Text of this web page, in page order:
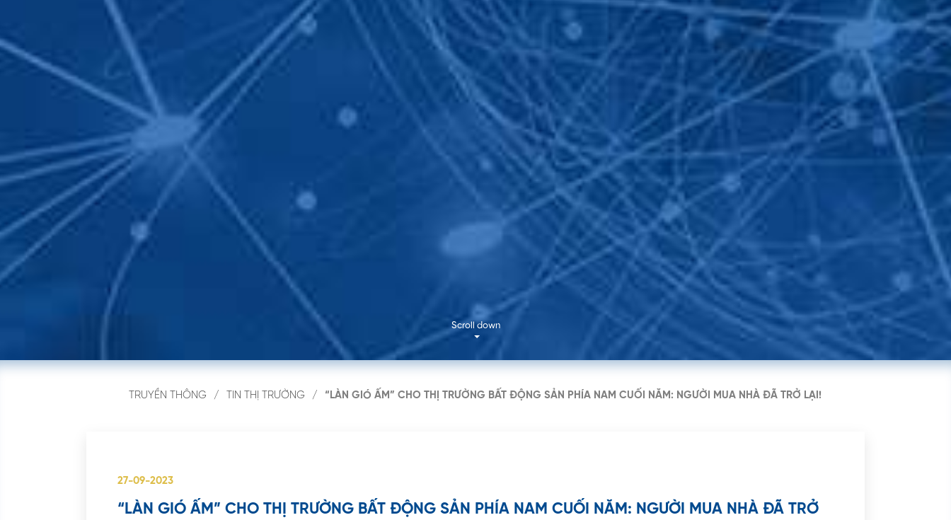
Scroll down
TRUYỀN THÔNG TIN THỊ TRƯỜNG “LÀN GIÓ ẤM” CHO THỊ TRƯỜNG BẤT ĐỘNG SẢN PHÍA NAM CUỐI NĂM: NGƯỜI MUA NHÀ ĐÃ TRỞ LẠI!
27-09-2023
“LÀN GIÓ ẤM” CHO THỊ TRƯỜNG BẤT ĐỘNG SẢN PHÍA NAM CUỐI NĂM: NGƯỜI MUA NHÀ ĐÃ TRỞ
ĐĂNG KÝ NHẬN TIN
Để biết thêm chi tiết về các dự án, vui lòng để lại thông tin liên hệ,
Họ tên
THÔNG TIN LIÊN HỆ
02 862 742 060 -0932 92 94 96
info@sengroup.net
11 Nguyễn Công Trứ, Phường Sài
Gòn, Quận 1, TP. HCM